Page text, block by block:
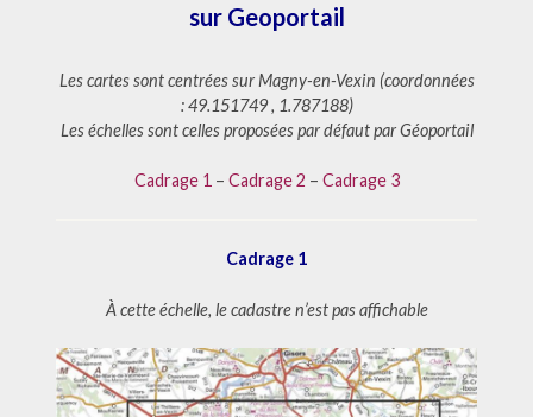
sur Geoportail
Les cartes sont centrées sur Magny-en-Vexin (coordonnées
: 49.151749 , 1.787188)
Les échelles sont celles proposées par défaut par Géoportail
Cadrage 1 – Cadrage 2 – Cadrage 3
Cadrage 1
À cette échelle, le cadastre n’est pas affichable